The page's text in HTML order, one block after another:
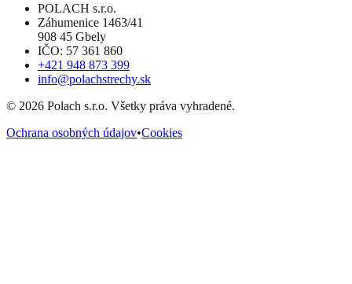
POLACH s.r.o.
Záhumenice 1463/41
908 45 Gbely
IČO: 57 361 860
+421 948 873 399
info@polachstrechy.sk
© 2026 Polach s.r.o. Všetky práva vyhradené.
Ochrana osobných údajov•Cookies